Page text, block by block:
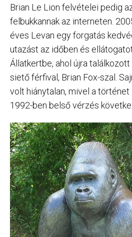
Brian Le Lion felvételei pedig
felbukkannak az interneten.
éves Levan egy forgatás
utazást az időben és
Állatkertbe, ahol újra
siető férfival, Brian Fox-szal.
volt hiánytalan, mivel a
1992-ben belső vérzés